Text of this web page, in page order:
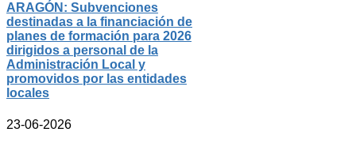
ARAGÓN: Subvenciones
destinadas a la financiación de
planes de formación para 2026
dirigidos a personal de la
Administración Local y
promovidos por las entidades
locales
23-06-2026